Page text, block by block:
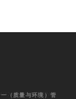
（质量与环境）管